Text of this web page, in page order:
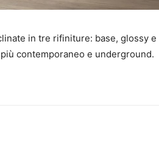
in tre rifiniture: base, glossy e
contemporaneo e underground.